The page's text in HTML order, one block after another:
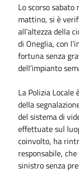
Lo scorso
mattino, si è
all'altezza della
di Oneglia, con
fortuna senza
dell’impianto
La Polizia
della
del sistema di
effettuate sul
coinvolto, ha
responsabile,
sinistro senza